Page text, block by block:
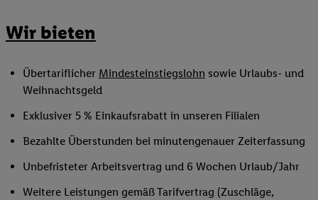
Wir bieten
Übertariflicher Mindesteinstiegslohn sowie Urlaubs- und
Weihnachtsgeld
Exklusiver 5 % Einkaufsrabatt in unseren Filialen
Bezahlte Überstunden bei minutengenauer Zeiterfassung
Unbefristeter Arbeitsvertrag und 6 Wochen Urlaub/Jahr
Weitere Leistungen gemäß Tarifvertrag (Zuschläge,